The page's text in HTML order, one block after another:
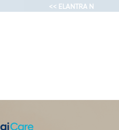
<< ELANTRA N